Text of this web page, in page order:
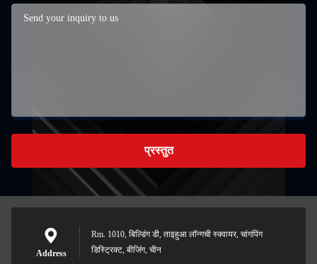
प्रस्तुत
Address
Rm. 1010, बिल्डिंग डी, ताइहुआ लॉन्गची स्क्वायर, चांगपिंग
डिस्ट्रिक्ट, बीजिंग, चीन